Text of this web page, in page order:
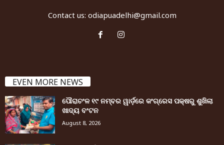
Contact us: odiapuadelhi@gmail.com
EVEN MORE NEWS
ପୌରାଚଂଳ ୧୯ ନମ୍ବର ୱାର୍ଡ଼ରେ କଂଗ୍ରେସ ପକ୍ଷରୁ ଶୁଖିଲା
ଖାଦ୍ୟ ବଂଟନ
August 8, 2026